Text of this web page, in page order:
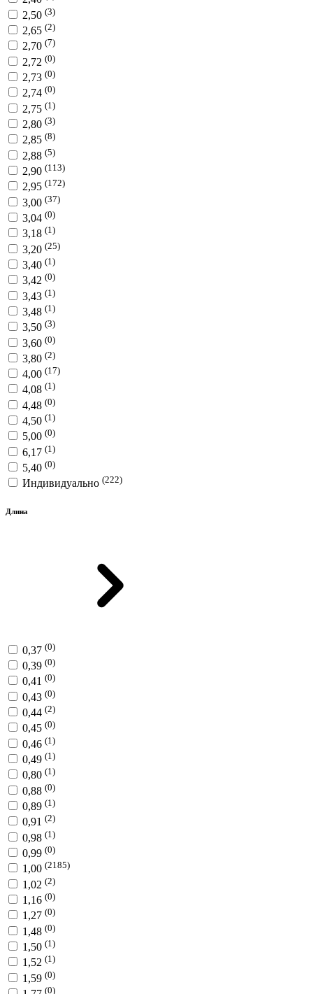
2,50 (3)
2,65 (2)
2,70 (7)
2,72 (0)
2,73 (0)
2,74 (0)
2,75 (1)
2,80 (3)
2,85 (8)
2,88 (5)
2,90 (113)
2,95 (172)
3,00 (37)
3,04 (0)
3,18 (1)
3,20 (25)
3,40 (1)
3,42 (0)
3,43 (1)
3,48 (1)
3,50 (3)
3,60 (0)
3,80 (2)
4,00 (17)
4,08 (1)
4,48 (0)
4,50 (1)
5,00 (0)
6,17 (1)
5,40 (0)
Индивидуально (222)
Длина
0,37 (0)
0,39 (0)
0,41 (0)
0,43 (0)
0,44 (2)
0,45 (0)
0,46 (1)
0,49 (1)
0,80 (1)
0,88 (0)
0,89 (1)
0,91 (2)
0,98 (1)
0,99 (0)
1,00 (2185)
1,02 (2)
1,16 (0)
1,27 (0)
1,48 (0)
1,50 (1)
1,52 (1)
1,59 (0)
(0)